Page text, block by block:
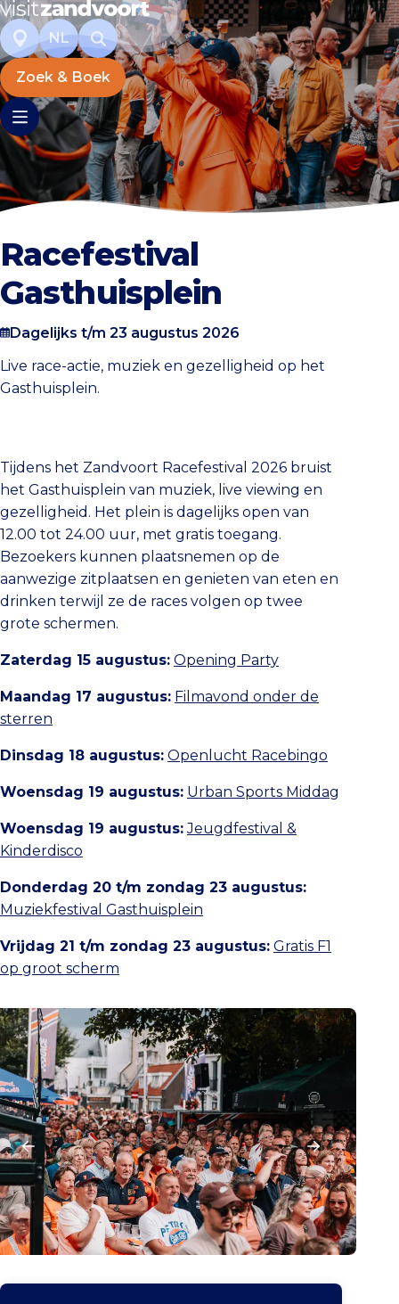
NL
Zoek & Boek
Racefestival
Gasthuisplein
Dagelijks t/m 23 augustus 2026
Live race-actie, muziek en gezelligheid op het
Gasthuisplein.
Tijdens het Zandvoort Racefestival 2026 bruist
het Gasthuisplein van muziek, live viewing en
gezelligheid. Het plein is dagelijks open van
12.00 tot 24.00 uur, met gratis toegang.
Bezoekers kunnen plaatsnemen op de
aanwezige zitplaatsen en genieten van eten en
drinken terwijl ze de races volgen op twee
grote schermen.
Zaterdag 15 augustus: Opening Party
Maandag 17 augustus: Filmavond onder de
sterren
Dinsdag 18 augustus: Openlucht Racebingo
Woensdag 19 augustus: Urban Sports Middag
Woensdag 19 augustus: Jeugdfestival &
Kinderdisco
Donderdag 20 t/m zondag 23 augustus:
Muziekfestival Gasthuisplein
Vrijdag 21 t/m zondag 23 augustus: Gratis F1
op groot scherm